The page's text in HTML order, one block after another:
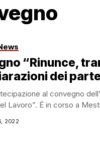
“Rinunce,
dei
al convegno
Lavoro”. É in corso a
2022